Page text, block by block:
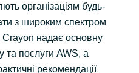
States
організаціям будь-
з широким спектром
надає основну
та послуги AWS, а
рекомендації